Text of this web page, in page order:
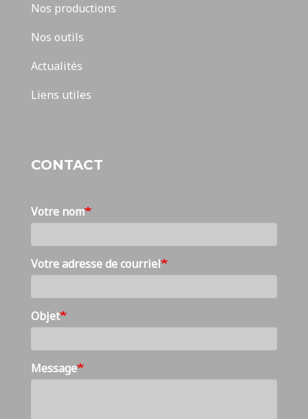
Nos productions
Nos outils
Actualités
Liens utiles
CONTACT
Votre nom
Votre adresse de courriel
Objet
Message